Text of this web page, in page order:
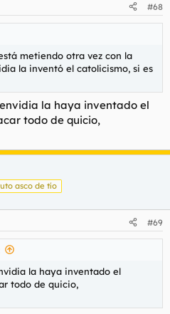
#68
metiendo otra vez con la
la inventó el catolicismo, si es
la haya inventado el
todo de quicio,
asco de tío
#69
la haya inventado el
todo de quicio,